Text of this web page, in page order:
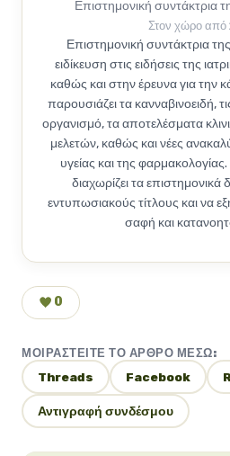
Επιστημονική συντάκτρια
Στον χώρο από
Επιστημονική συντάκτρια
ειδίκευση στις ειδήσεις της
καθώς και στην έρευνα για την
παρουσιάζει τα κανναβινοειδή,
οργανισμό, τα αποτελέσματα
μελετών, καθώς και νέες
υγείας και της
διαχωρίζει τα
εντυπωσιακούς τίτλους και να
σαφή και
0
ΜΟΙΡΑΣΤΕΊΤΕ ΤΟ ΆΡΘΡΟ ΜΈΣΩ:
Threads Facebook
Αντιγραφή συνδέσμου